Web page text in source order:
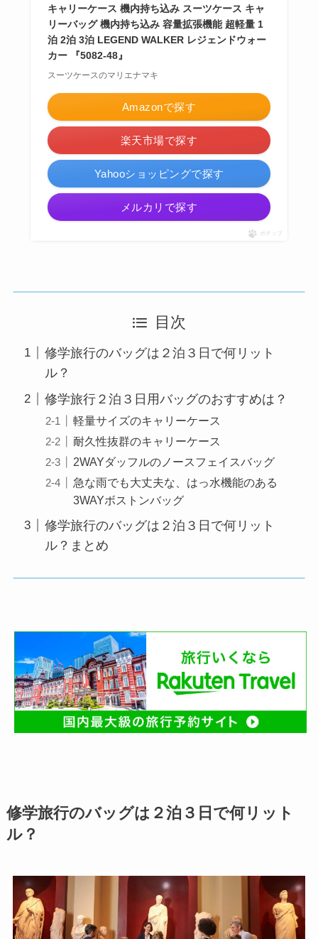
キャリーケース 機内持ち込み スーツケース キャ
リーバッグ 機内持ち込み 容量拡張機能 超軽量 1
泊 2泊 3泊 LEGEND WALKER レジェンドウォー
カー 『5082-48』
スーツケースのマリエナマキ
Amazonで探す
楽天市場で探す
Yahooショッピングで探す
メルカリで探す
ポチップ
目次
修学旅行のバッグは２泊３日で何リット
ル？
修学旅行２泊３日用バッグのおすすめは？
軽量サイズのキャリーケース
耐久性抜群のキャリーケース
2WAYダッフルのノースフェイスバッグ
急な雨でも大丈夫な、はっ水機能のある
3WAYボストンバッグ
修学旅行のバッグは２泊３日で何リット
ル？まとめ
修学旅行のバッグは２泊３日で何リット
ル？